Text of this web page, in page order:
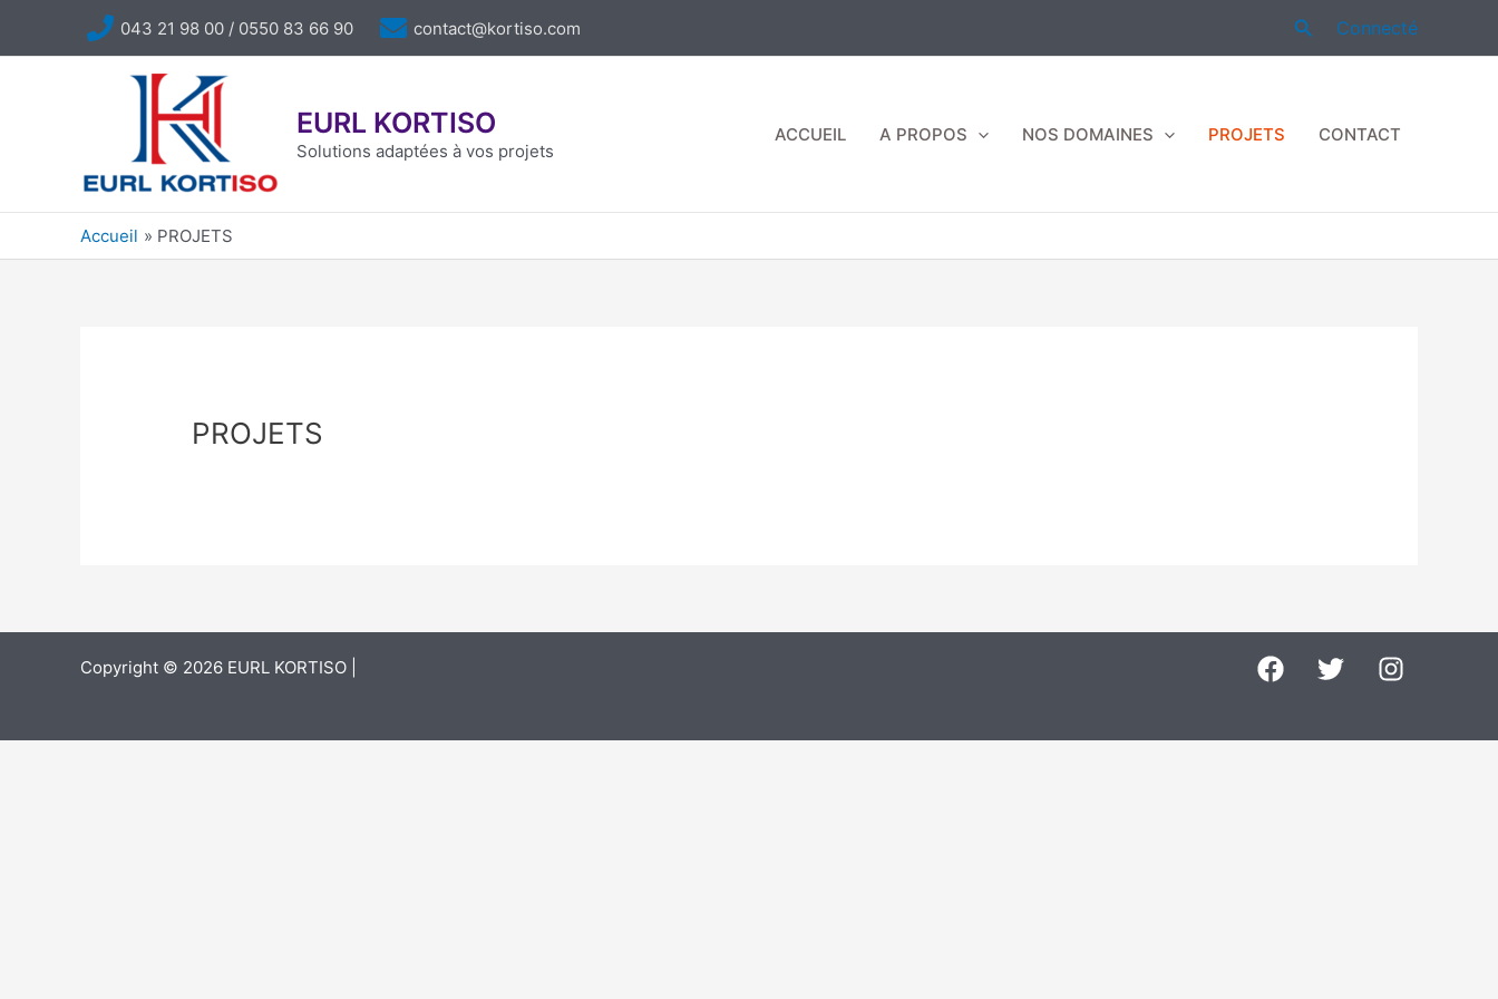
043 21 98 00 / 0550 83 66 90 contact@kortiso.com Rechercher
Connecté
EURL KORTISO
Solutions adaptées à vos projets
ACCUEIL A PROPOS NOS DOMAINES PROJETS CONTACT
Accueil PROJETS
PROJETS
Copyright © 2026 EURL KORTISO |